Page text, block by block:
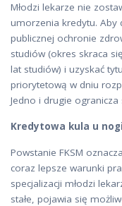
Młodzi lekarze nie
umorzenia kredytu. Aby
publicznej ochronie
studiów (okres skraca
lat studiów) i uzyskać
priorytetową w dniu
Jedno i drugie
Kredytowa kula u
Powstanie FKSM
coraz lepsze warunki
specjalizacji młodzi
stałe, pojawia się